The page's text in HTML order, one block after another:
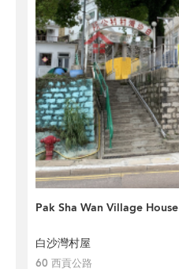
Pak Sha Wan Village House
白沙灣村屋
60 西貢公路